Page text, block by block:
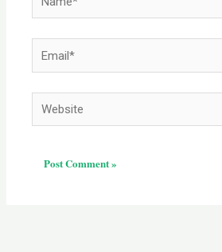
Email*
Website